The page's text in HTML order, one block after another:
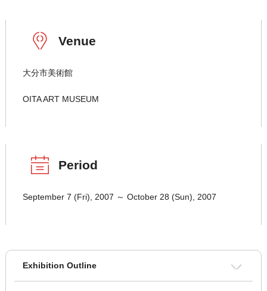
Venue
大分市美術館
OITA ART MUSEUM
Period
September 7 (Fri), 2007 ～ October 28 (Sun), 2007
Exhibition Outline